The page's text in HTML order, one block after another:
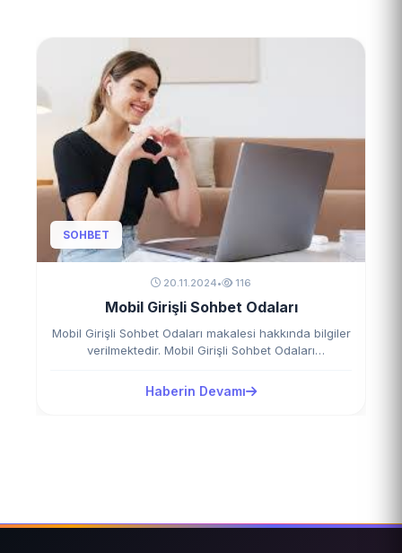
SOHBET
20.11.2024• 116
Mobil Girişli Sohbet Odaları
Mobil Girişli Sohbet Odaları makalesi hakkında bilgiler
verilmektedir. Mobil Girişli Sohbet Odaları
Haberin Devamı